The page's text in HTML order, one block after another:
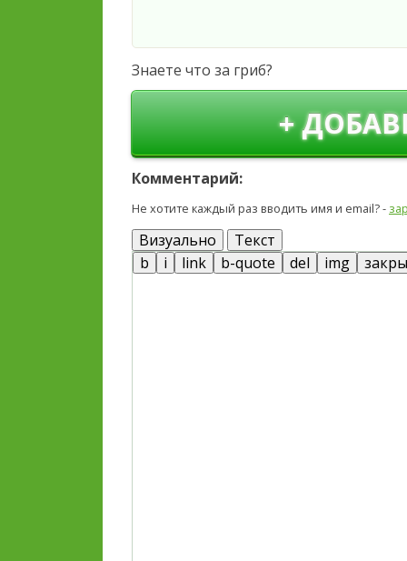
Знаете что за гриб?
+
Комментарий:
Не хотите каждый раз вводить имя и email? -
Визуально Текст